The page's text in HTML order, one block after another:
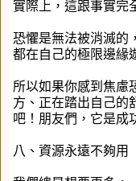
實際上，這跟事實完
恐懼是無法被消滅的
都在自己的極限邊緣
所以如果你感到焦慮
方、正在踏出自己的
吧！朋友們，它是成
八、資源永遠不夠用